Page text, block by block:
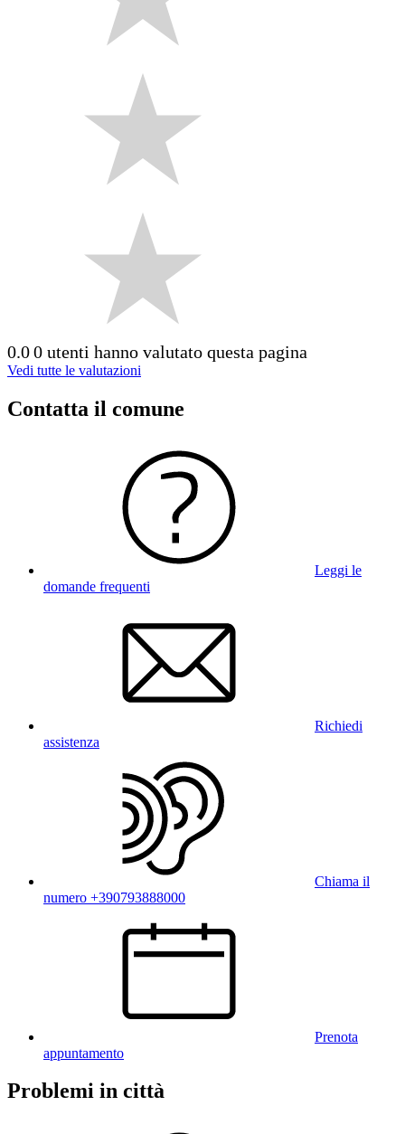
0.00 utenti hanno valutato questa pagina
Vedi tutte le valutazioni
Contatta il comune
Leggi le
domande frequenti
Richiedi
assistenza
Chiama il
numero +390793888000
Prenota
appuntamento
Problemi in città